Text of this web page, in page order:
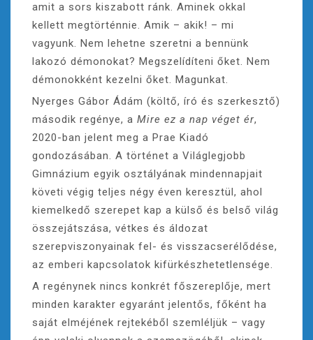
amit a sors kiszabott ránk. Aminek okkal
kellett megtörténnie. Amik – akik! – mi
vagyunk. Nem lehetne szeretni a bennünk
lakozó démonokat? Megszelídíteni őket. Nem
démonokként kezelni őket. Magunkat.
Nyerges Gábor Ádám (költő, író és szerkesztő)
második regénye, a Mire ez a nap véget ér,
2020-ban jelent meg a Prae Kiadó
gondozásában. A történet a Világlegjobb
Gimnázium egyik osztályának mindennapjait
követi végig teljes négy éven keresztül, ahol
kiemelkedő szerepet kap a külső és belső világ
összejátszása, vétkes és áldozat
szerepviszonyainak fel- és visszacserélődése,
az emberi kapcsolatok kifürkészhetetlensége.
A regénynek nincs konkrét főszereplője, mert
minden karakter egyaránt jelentős, főként ha
saját elméjének rejtekéből szemléljük – vagy